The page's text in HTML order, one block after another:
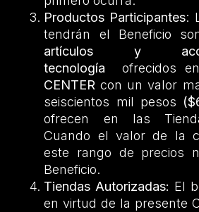
Productos Participantes:
tendrán el Beneficio
artículos y
tecnología
ofrecidos
CENTER con un valor
seiscientos mil pesos
ofrecen en las
Cuando el valor de la
este rango de precios
Beneficio.
Tiendas Autorizadas: El
en virtud de la presente